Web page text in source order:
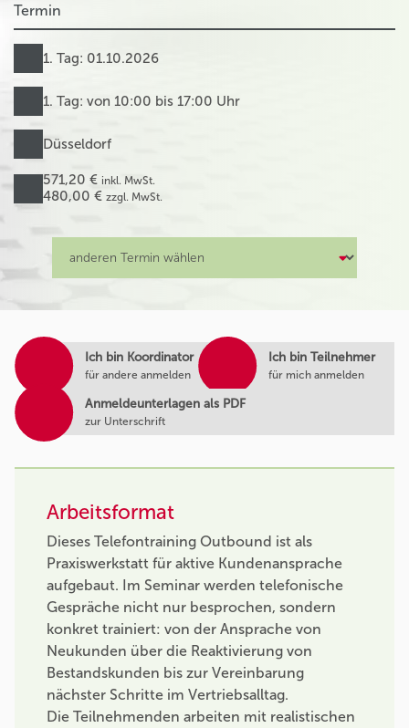
Termin
1. Tag: 01.10.2026
1. Tag: von 10:00 bis 17:00 Uhr
Düsseldorf
571,20 € inkl. MwSt.
480,00 € zzgl. MwSt.
Arbeitsformat
Dieses Telefontraining Outbound ist als
Praxiswerkstatt für aktive Kundenansprache
aufgebaut. Im Seminar werden telefonische
Gespräche nicht nur besprochen, sondern
konkret trainiert: von der Ansprache von
Neukunden über die Reaktivierung von
Bestandskunden bis zur Vereinbarung
nächster Schritte im Vertriebsalltag.
Die Teilnehmenden arbeiten mit realistischen
Ich bin Koordinator
für andere anmelden
Ich bin Teilnehmer
für mich anmelden
Anmeldeunterlagen als PDF
zur Unterschrift